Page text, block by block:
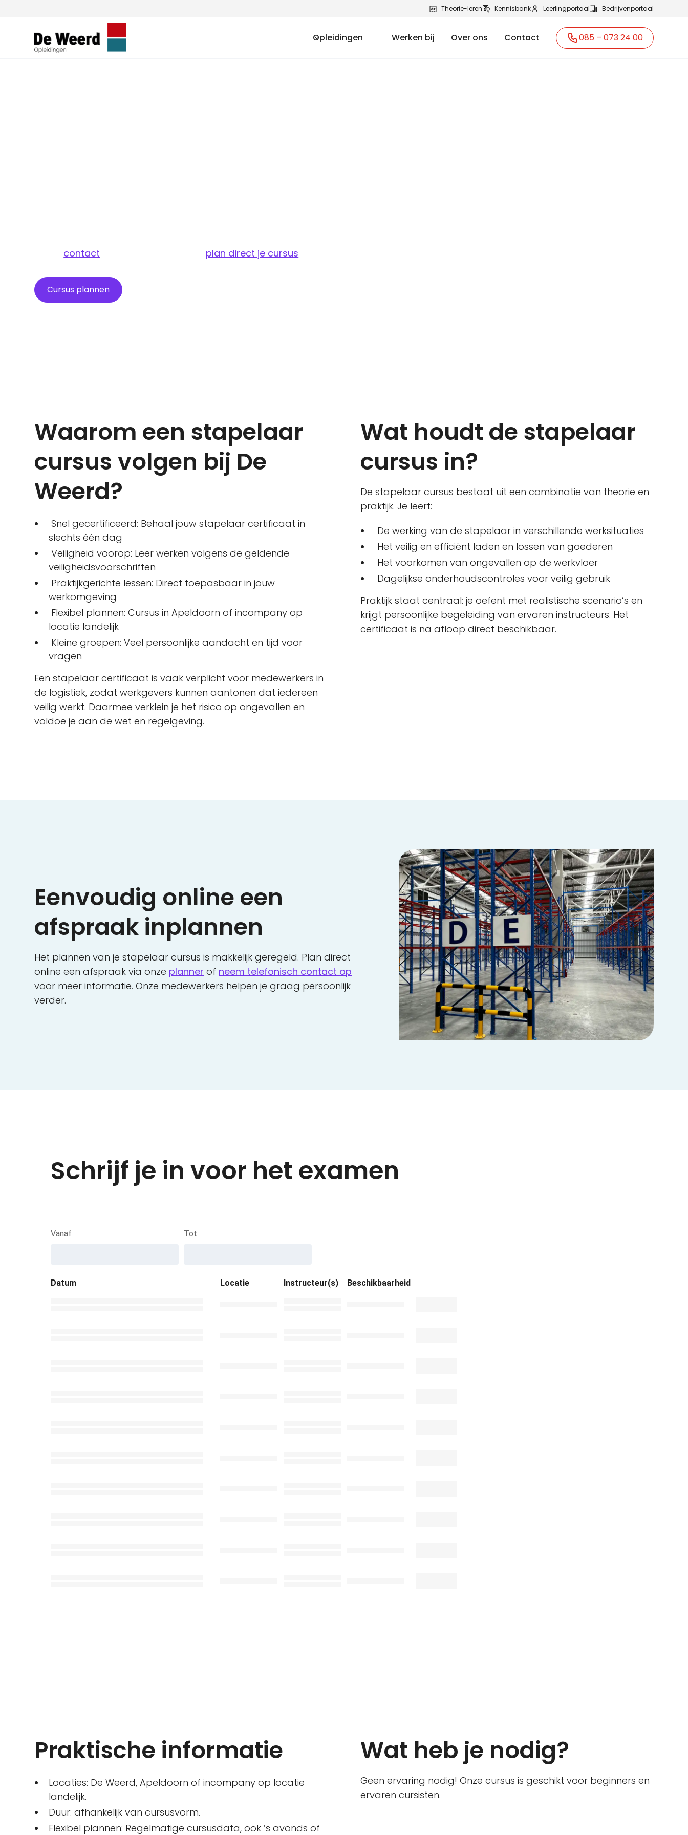
Theorie-leren Kennisbank Leerlingportaal Bedrijvenportaal
Opleidingen Werken bij Over ons Contact 085 – 073 24 00
contact plan direct je cursus
Cursus plannen
Waarom een stapelaar
cursus volgen bij De
Weerd?
Snel gecertificeerd: Behaal jouw stapelaar certificaat in
slechts één dag
Veiligheid voorop: Leer werken volgens de geldende
veiligheidsvoorschriften
Praktijkgerichte lessen: Direct toepasbaar in jouw
werkomgeving
Flexibel plannen: Cursus in Apeldoorn of incompany op
locatie landelijk
Kleine groepen: Veel persoonlijke aandacht en tijd voor
vragen
Een stapelaar certificaat is vaak verplicht voor medewerkers in
de logistiek, zodat werkgevers kunnen aantonen dat iedereen
veilig werkt. Daarmee verklein je het risico op ongevallen en
voldoe je aan de wet en regelgeving.
Wat houdt de stapelaar
cursus in?
De stapelaar cursus bestaat uit een combinatie van theorie en
praktijk. Je leert:
De werking van de stapelaar in verschillende werksituaties
Het veilig en efficiënt laden en lossen van goederen
Het voorkomen van ongevallen op de werkvloer
Dagelijkse onderhoudscontroles voor veilig gebruik
Praktijk staat centraal: je oefent met realistische scenario’s en
krijgt persoonlijke begeleiding van ervaren instructeurs. Het
certificaat is na afloop direct beschikbaar.
Eenvoudig online een
afspraak inplannen
Het plannen van je stapelaar cursus is makkelijk geregeld. Plan direct
online een afspraak via onze planner of neem telefonisch contact op
voor meer informatie. Onze medewerkers helpen je graag persoonlijk
verder.
Schrijf je in voor het examen
Vanaf Tot
Datum Locatie Instructeur(s) Beschikbaarheid
Praktische informatie
Locaties: De Weerd, Apeldoorn of incompany op locatie
landelijk.
Duur: afhankelijk van cursusvorm.
Flexibel plannen: Regelmatige cursusdata, ook ’s avonds of
Wat heb je nodig?
Geen ervaring nodig! Onze cursus is geschikt voor beginners en
ervaren cursisten.